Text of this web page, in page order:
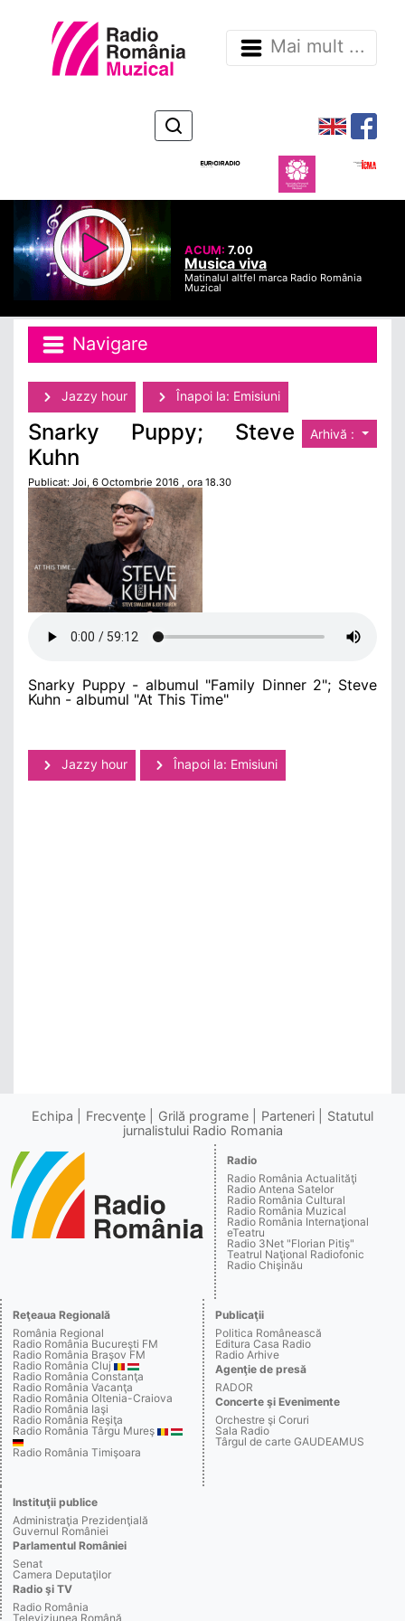
Mai mult ...
ACUM:7.00
Musica viva
Matinalul altfel marca Radio România
Muzical
Navigare
Jazzy hour Înapoi la: Emisiuni
Arhivă :
Snarky Puppy; Steve
Kuhn
Publicat: Joi, 6 Octombrie 2016 , ora 18.30
Snarky Puppy - albumul "Family Dinner 2"; Steve
Kuhn - albumul "At This Time"
Jazzy hour Înapoi la: Emisiuni
Echipa Frecvenţe Grilă programe Parteneri
Statutul
jurnalistului Radio Romania
Radio
Radio România Actualităţi
Radio Antena Satelor
Radio România Cultural
Radio România Muzical
Radio România Internaţional
eTeatru
Radio 3Net "Florian Pitiş"
Teatrul Naţional Radiofonic
Radio Chişinău
Reţeaua Regională
România Regional
Radio România Bucureşti FM
Radio România Braşov FM
Radio România Cluj
Radio România Constanţa
Radio România Vacanţa
Radio România Oltenia-Craiova
Radio România Iaşi
Radio România Reşiţa
Radio România Târgu Mureş
Radio România Timişoara
Publicaţii
Politica Românească
Editura Casa Radio
Radio Arhive
Agenţie de presă
RADOR
Concerte şi Evenimente
Orchestre şi Coruri
Sala Radio
Târgul de carte GAUDEAMUS
Instituţii publice
Administraţia Prezidenţială
Guvernul României
Parlamentul României
Senat
Camera Deputaţilor
Radio şi TV
Radio România
Televiziunea Română